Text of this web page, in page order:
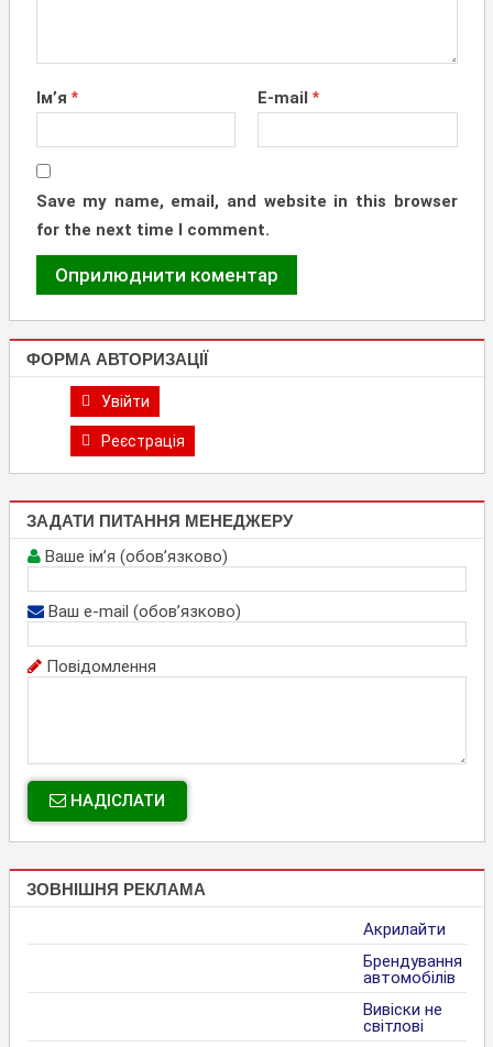
Ім’я * E-mail *
Save my name, email, and website in this browser
for the next time I comment.
ФОРМА АВТОРИЗАЦІЇ
Увійти
Реєстрація
ЗАДАТИ ПИТАННЯ МЕНЕДЖЕРУ
Ваше ім’я (обов’язково)
Ваш e-mail (обов’язково)
Повідомлення
НАДІСЛАТИ
ЗОВНІШНЯ РЕКЛАМА
Акрилайти
Брендування
автомобілів
Вивіски не
світлові